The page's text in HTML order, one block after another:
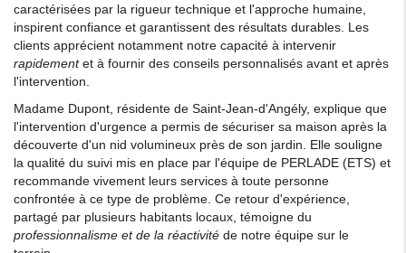
caractérisées par la rigueur technique et l'approche humaine,
inspirent confiance et garantissent des résultats durables. Les
clients apprécient notamment notre capacité à intervenir
rapidementet à fournir des conseils personnalisés avant et après
l'intervention.
Madame Dupont, résidente de Saint-Jean-d'Angély, explique que
l'intervention d'urgence a permis de sécuriser sa maison après la
découverte d'un nid volumineux près de son jardin. Elle souligne
la qualité du suivi mis en place par l'équipe de PERLADE (ETS) et
recommande vivement leurs services à toute personne
confrontée à ce type de problème. Ce retour d'expérience,
partagé par plusieurs habitants locaux, témoigne du
professionnalisme et de la réactivité de notre équipe sur le